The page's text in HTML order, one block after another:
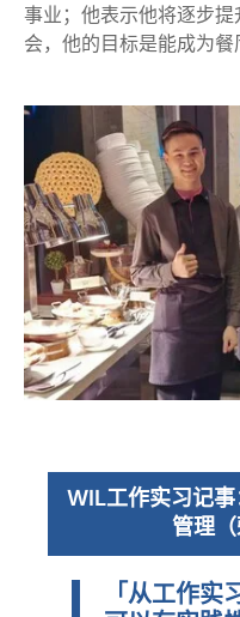
事业；他表示他将逐步
会，他的目标是能成为餐
WIL工作实习记
管理（
「从工作